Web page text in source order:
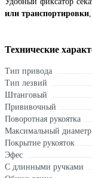
или транспортировки
Технические
Тип привода
Тип лезвий
Штанговый
Прививочный
Поворотная рукоятка
Максимальный диаметр
Покрытие рукояток
Эфес
С длинными ручками